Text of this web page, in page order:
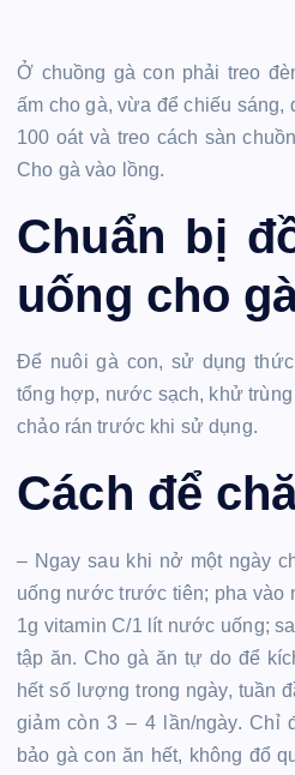
Ở chuồng gà con phải treo
ấm cho gà, vừa để chiếu sáng,
100 oát và treo cách sàn
Cho gà vào lồng.
Chuẩn bị
uống cho
Để nuôi gà con, sử dụng
tổng hợp, nước sạch, khử
chảo rán trước khi sử dụng.
Cách để
– Ngay sau khi nở một ngày
uống nước trước tiên; pha
1g vitamin C/1 lít nước uống;
tập ăn. Cho gà ăn tự do để
hết số lượng trong ngày, tuần
giảm còn 3 – 4 lần/ngày. Chỉ
bảo gà con ăn hết, không đổ